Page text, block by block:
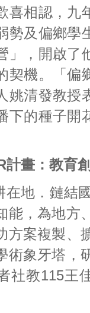
喜相認，九
勢及偏鄉學
」，開啟了
契機。「偏
姚清發教授
下的種子開
計畫：教育
在地．鏈結
能，為地方
方案複製、
術象牙塔，
社教115王